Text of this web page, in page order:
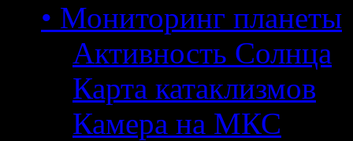
• Мониторинг планеты
Активность Солнца
Карта катаклизмов
Камера на МКС